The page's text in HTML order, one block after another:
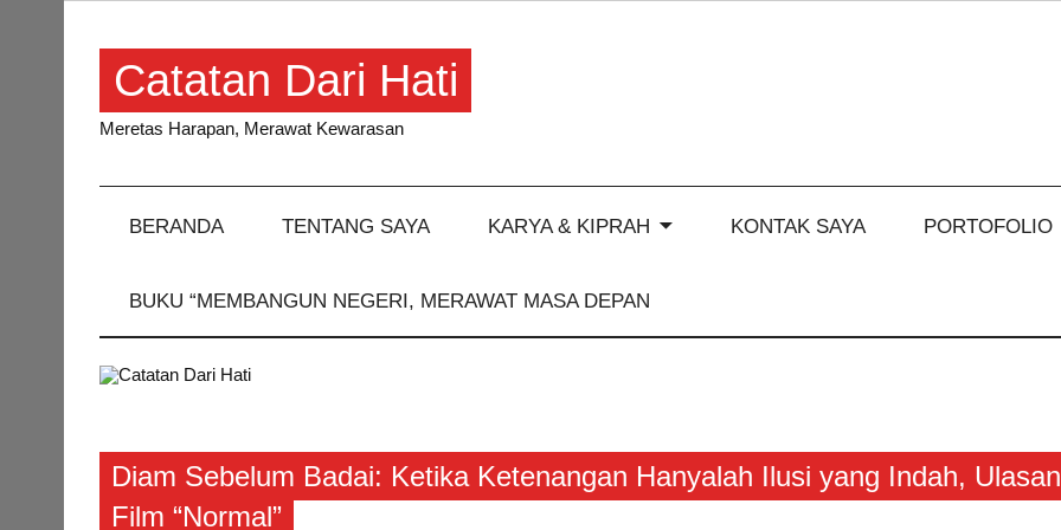
Catatan Dari Hati
Meretas Harapan, Merawat Kewarasan
BERANDA TENTANG SAYA KARYA & KIPRAH KONTAK SAYA PORTOFOLIO
BUKU “MEMBANGUN NEGERI, MERAWAT MASA DEPAN
Resensi
Diam Sebelum Badai: Ketika Ketenangan Hanyalah Ilusi yang Indah, Ulasan
Film “Normal”